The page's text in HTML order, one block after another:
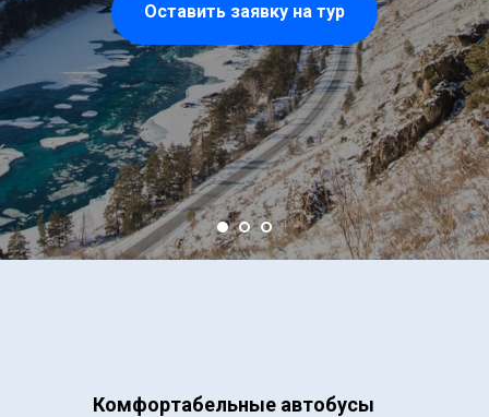
Оставить заявку на тур
Комфортабельные автобусы